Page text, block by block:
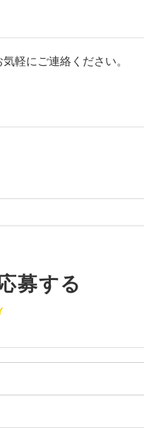
軽にご連絡ください。
募する